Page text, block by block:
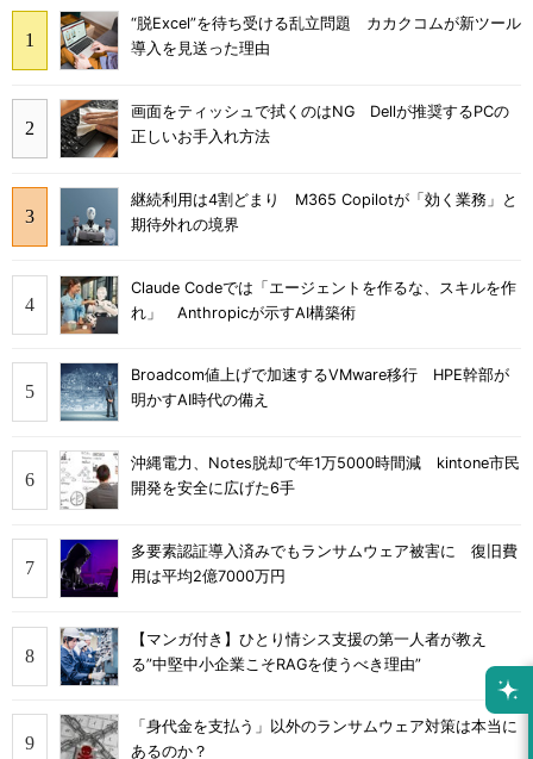
“脱Excel”を待ち受ける乱立問題 カカクコムが新ツール
導入を見送った理由
画面をティッシュで拭くのはNG Dellが推奨するPCの
正しいお手入れ方法
継続利用は4割どまり M365 Copilotが「効く業務」と
期待外れの境界
Claude Codeでは「エージェントを作るな、スキルを作
れ」 Anthropicが示すAI構築術
Broadcom値上げで加速するVMware移行 HPE幹部が
明かすAI時代の備え
沖縄電力、Notes脱却で年1万5000時間減 kintone市民
開発を安全に広げた6手
多要素認証導入済みでもランサムウェア被害に 復旧費
用は平均2億7000万円
【マンガ付き】ひとり情シス支援の第一人者が教え
る”中堅中小企業こそRAGを使うべき理由”
「身代金を支払う」以外のランサムウェア対策は本当に
あるのか？